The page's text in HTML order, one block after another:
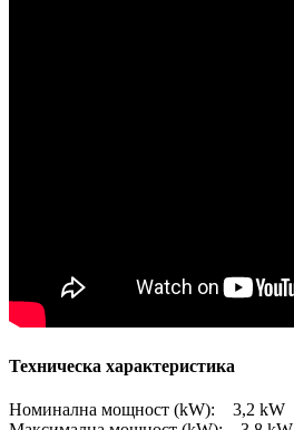
Техническа характеристика
Номинална мощност (kW): 3,2 kW